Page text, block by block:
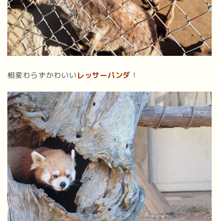
相変わらずかわいいレッサーパンダ ！